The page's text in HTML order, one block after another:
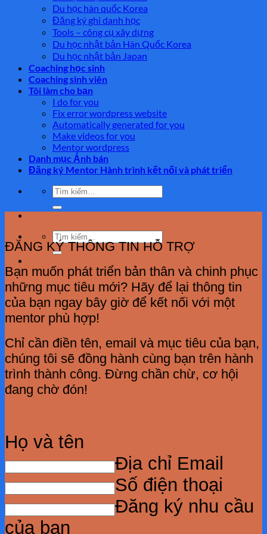
Du học hàn quốc Korea
Đăng ký ghi danh học
Tools – công cụ xây dựng
Du học nhật bản Hàn Quốc Korea
Du học nhật bản Japan
Coaching học sinh
Coaching sinh viên
Tôi làm cho bạn
I do for you
Fix error wordpress website
Automatically generated for you
Make videos for you
Mentor wordpress
Danh mục Ảnh bán
Đăng ký Mentor Hành trình kết nối và phát triển
Tìm
kiếm:
Tìm
kiếm:
ĐĂNG KÝ THÔNG TIN HỖ TRỢ
Bạn muốn phát triển bản thân và chinh phục
những mục tiêu mới? Hãy để lại thông tin
của bạn ngay bây giờ để kết nối với một
mentor phù hợp!
Chỉ cần điền tên, email và mục tiêu của bạn,
chúng tôi sẽ đồng hành cùng bạn trên hành
trình thành công. Đừng chần chừ, cơ hội
đang chờ đón!
Họ và tên
Địa chỉ Email
Số điện thoại
Đăng ký nhu cầu
của bạn